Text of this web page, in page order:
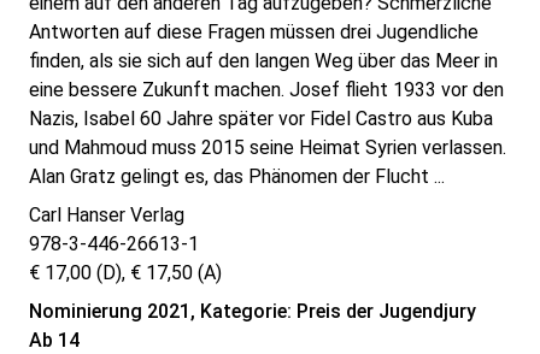
Antworten auf diese Fragen müssen drei Jugendliche
finden, als sie sich auf den langen Weg über das Meer in
eine bessere Zukunft machen. Josef flieht 1933 vor den
Nazis, Isabel 60 Jahre später vor Fidel Castro aus Kuba
und Mahmoud muss 2015 seine Heimat Syrien verlassen.
Alan Gratz gelingt es, das Phänomen der Flucht ...
Carl Hanser Verlag
978-3-446-26613-1
€ 17,00 (D), € 17,50 (A)
Nominierung 2021, Kategorie: Preis der Jugendjury
Ab 14